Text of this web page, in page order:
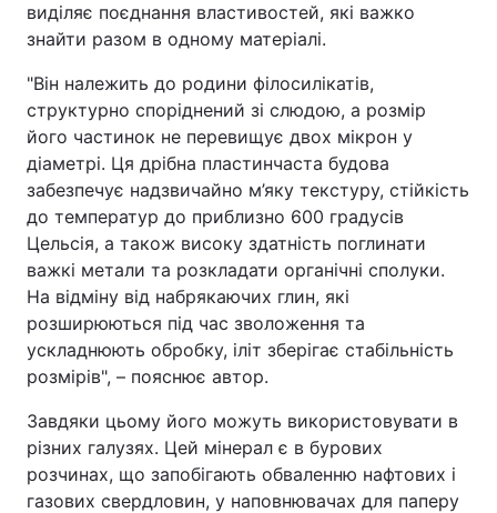
виділяє поєднання властивостей, які важко
знайти разом в одному матеріалі.
"Він належить до родини філосилікатів,
структурно споріднений зі слюдою, а розмір
його частинок не перевищує двох мікрон у
діаметрі. Ця дрібна пластинчаста будова
забезпечує надзвичайно м’яку текстуру, стійкість
до температур до приблизно 600 градусів
Цельсія, а також високу здатність поглинати
важкі метали та розкладати органічні сполуки.
На відміну від набрякаючих глин, які
розширюються під час зволоження та
ускладнюють обробку, іліт зберігає стабільність
розмірів", – пояснює автор.
Завдяки цьому його можуть використовувати в
різних галузях. Цей мінерал є в бурових
розчинах, що запобігають обваленню нафтових і
газових свердловин, у наповнювачах для паперу